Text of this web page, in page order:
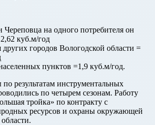
Череповца на одного потребителя он
куб.м/год
других городов Вологодской области =
пунктов =1,9 куб.м/год.
результатам инструментальных
по четырем сезонам. Работу
тройка» по контракту с
ресурсов и охраны окружающей